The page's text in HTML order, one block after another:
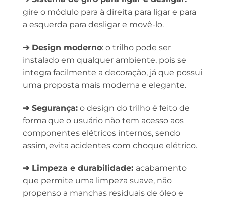
gire o módulo para à direita para ligar e para
a esquerda para desligar e movê-lo.
➔ Design moderno: o trilho pode ser
instalado em qualquer ambiente, pois se
integra facilmente a decoração, já que possui
uma proposta mais moderna e elegante.
➔ Segurança: o design do trilho é feito de
forma que o usuário não tem acesso aos
componentes elétricos internos, sendo
assim, evita acidentes com choque elétrico.
➔ Limpeza e durabilidade: acabamento
que permite uma limpeza suave, não
propenso a manchas residuais de óleo e